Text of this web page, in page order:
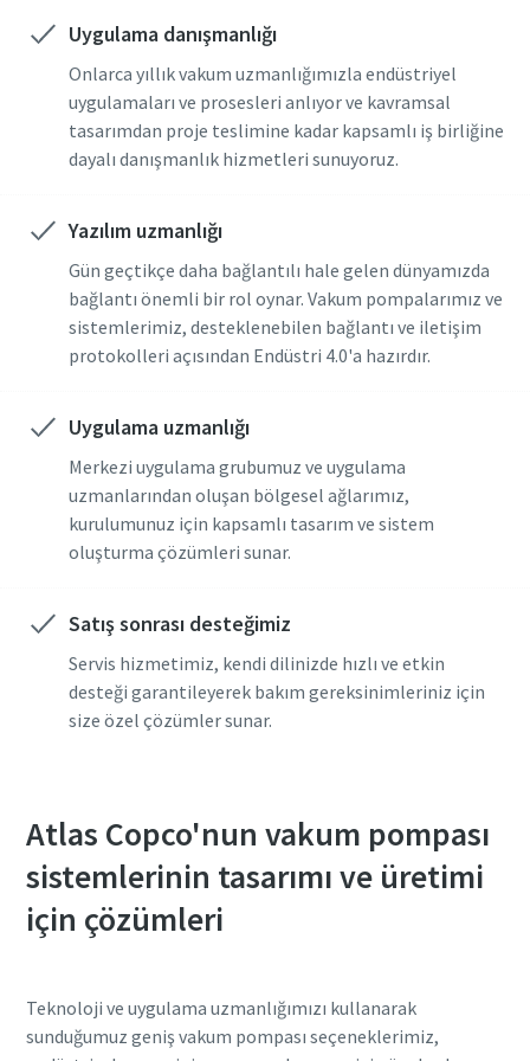
Uygulama danışmanlığı
Onlarca yıllık vakum uzmanlığımızla endüstriyel
uygulamaları ve prosesleri anlıyor ve kavramsal
tasarımdan proje teslimine kadar kapsamlı iş birliğine
dayalı danışmanlık hizmetleri sunuyoruz.
Yazılım uzmanlığı
Gün geçtikçe daha bağlantılı hale gelen dünyamızda
bağlantı önemli bir rol oynar. Vakum pompalarımız ve
sistemlerimiz, desteklenebilen bağlantı ve iletişim
protokolleri açısından Endüstri 4.0'a hazırdır.
Uygulama uzmanlığı
Merkezi uygulama grubumuz ve uygulama
uzmanlarından oluşan bölgesel ağlarımız,
kurulumunuz için kapsamlı tasarım ve sistem
oluşturma çözümleri sunar.
Satış sonrası desteğimiz
Servis hizmetimiz, kendi dilinizde hızlı ve etkin
desteği garantileyerek bakım gereksinimleriniz için
size özel çözümler sunar.
Atlas Copco'nun vakum pompası
sistemlerinin tasarımı ve üretimi
için çözümleri
Teknoloji ve uygulama uzmanlığımızı kullanarak
sunduğumuz geniş vakum pompası seçeneklerimiz,
Gönder
Anti-Robot Doğrulaması
Doğrulamayı başlatmak için tıklayın
Gönder
Anti-Robot Doğrulaması
Doğrulamayı başlatmak için tıklayın
Gönder
Anti-Robot Doğrulaması
Doğrulamayı başlatmak için tıklayın
Gönder
Anti-Robot Doğrulaması
Doğrulamayı başlatmak için tıklayın
Gönder
Anti-Robot Doğrulaması
Doğrulamayı başlatmak için tıklayın
Gönder
Anti-Robot Doğrulaması
Doğrulamayı başlatmak için tıklayın